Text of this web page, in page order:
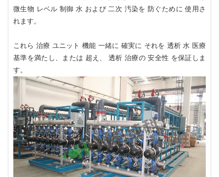
微生物 レベル 制御 水 および 二次 汚染を 防ぐために 使用さ
れます。
これら 治療 ユニット 機能 一緒に 確実に それを 透析 水 医療
基準を満たし、または 超え、 透析 治療の 安全性 を保証しま
す。